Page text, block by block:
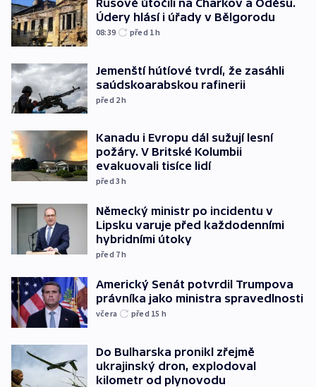
Rusové útočili na Charkov a Oděsu.
Údery hlásí i úřady v Bělgorodu
08:39 před 1h
Jemenští hútíové tvrdí, že zasáhli
saúdskoarabskou rafinerii
před 2h
Kanadu i Evropu dál sužují lesní
požáry. V Britské Kolumbii
evakuovali tisíce lidí
před 3h
Německý ministr po incidentu v
Lipsku varuje před každodenními
hybridními útoky
před 7h
Americký Senát potvrdil Trumpova
právníka jako ministra spravedlnosti
včera před 15 h
Do Bulharska pronikl zřejmě
ukrajinský dron, explodoval
kilometr od plynovodu